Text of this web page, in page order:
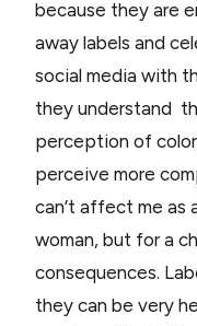
because they are
away labels and
social media with
they understand
perception of
perceive more
can’t affect me
woman, but for a
consequences.
they can be very